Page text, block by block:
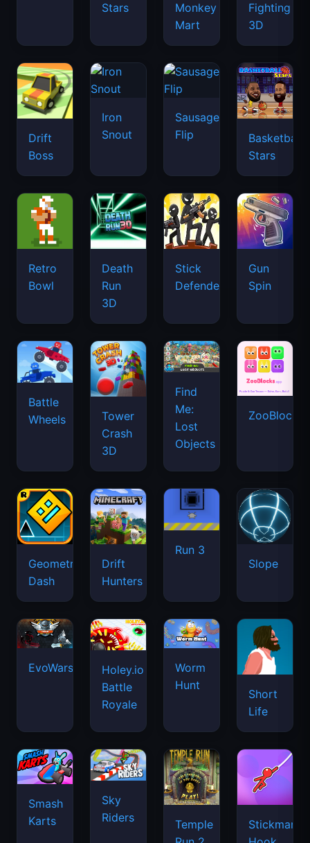
Stars
Monkey
Mart
Fighting
3D
Drift
Boss
Iron
Snout
Sausage
Flip
Basketball
Stars
Retro
Bowl
Death
Run
3D
Stick
Defenders
Gun
Spin
Battle
Wheels
Tower
Crash
3D
Find
Me:
Lost
Objects
ZooBlocks
Geometry
Dash
Drift
Hunters
Run 3
Slope
EvoWars.io
Holey.io
Battle
Royale
Worm
Hunt
Short
Life
Smash
Karts
Sky
Riders
Temple
Stickman